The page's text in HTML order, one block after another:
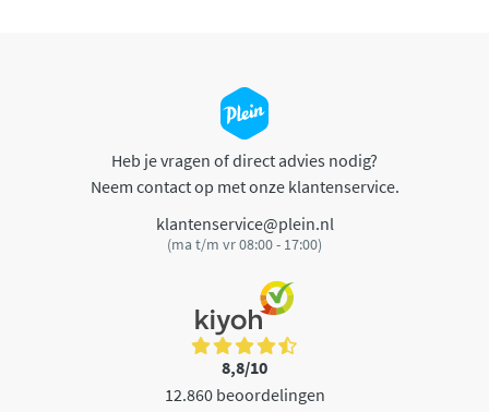
Heb je vragen of direct advies nodig?
Neem contact op met onze klantenservice.
klantenservice@plein.nl
(ma t/m vr 08:00 - 17:00)
8,8/10
12.860 beoordelingen